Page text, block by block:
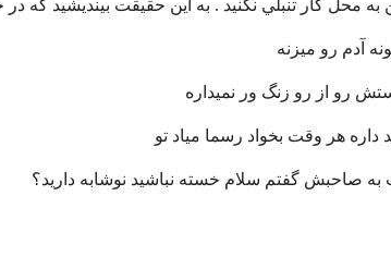
به محل کار تنبلي نکنيد . به اين حقيقت بينديشيد که
آدم رو میزنه
رو از رو زنگ ور نمیداره
داره هر وقت بخواد رسما میاد تو
صاحبش گفتم سلام خسته نباشید نوشابه دارید؟